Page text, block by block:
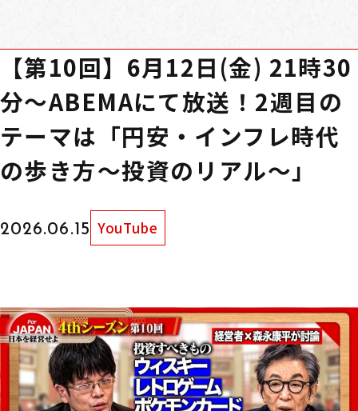
【第10回】6月12日(金) 21時30
分～ABEMAにて放送！2週目の
テーマは「円安・インフレ時代
の歩き方～投資のリアル～」
2026.06.15 YouTube